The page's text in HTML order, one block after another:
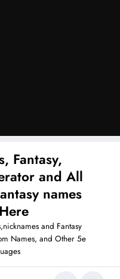
Fantasy,
and All
names
and Fantasy
Names, and Other 5e